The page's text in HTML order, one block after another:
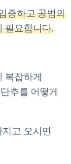
증하고 공범의
필요합니다.
복잡하게
추를 어떻게
고 오시면